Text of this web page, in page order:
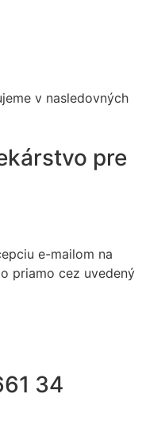
v nasledovných
pre
e-mailom na
priamo cez uvedený
34